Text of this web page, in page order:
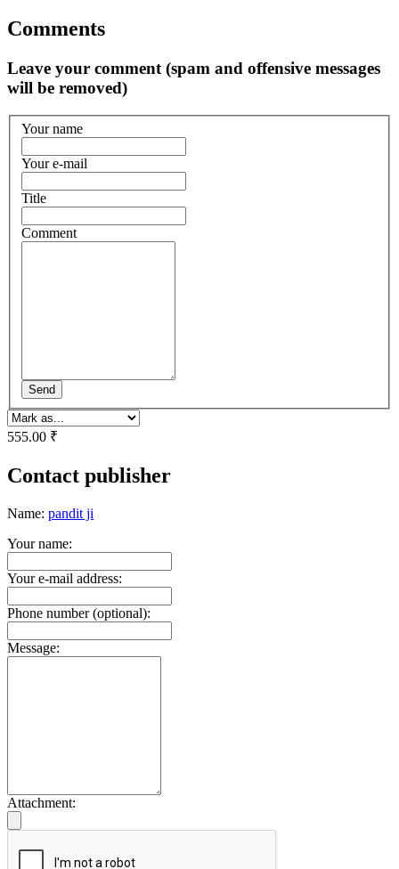
Comments
Leave your comment (spam and offensive messages
will be removed)
Your name
Your e-mail
Title
Comment
Send
555.00 ₹
Contact publisher
Name: pandit ji
Your name:
Your e-mail address:
Phone number (optional):
Message:
Attachment: